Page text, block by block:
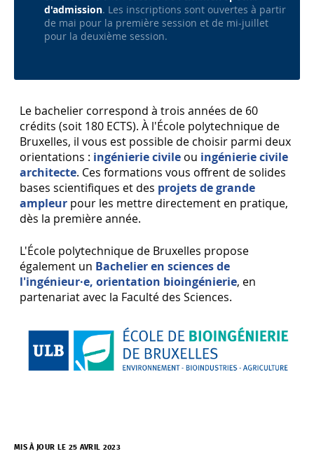
d'admission. Les inscriptions sont ouvertes à partir
de mai pour la première session et de mi-juillet
pour la deuxième session.
Le bachelier correspond à trois années de 60
crédits (soit 180 ECTS). À l'École polytechnique de
Bruxelles, il vous est possible de choisir parmi deux
orientations : ingénierie civile ou ingénierie civile
architecte. Ces formations vous offrent de solides
bases scientifiques et des projets de grande
ampleur pour les mettre directement en pratique,
dès la première année.
L'École polytechnique de Bruxelles propose
également un Bachelier en sciences de
l'ingénieur·e, orientation bioingénierie, en
partenariat avec la Faculté des Sciences.
MIS À JOUR LE 25 AVRIL 2023